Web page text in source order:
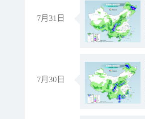
7月31日
7月30日